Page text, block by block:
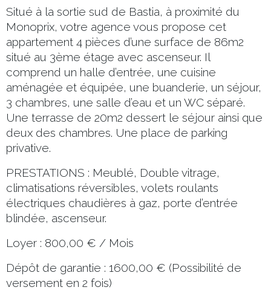
Situé à la sortie sud de Bastia, à proximité du
Monoprix, votre agence vous propose cet
appartement 4 pièces d’une surface de 86m2
situé au 3ème étage avec ascenseur. Il
comprend un halle d’entrée, une cuisine
aménagée et équipée, une buanderie, un séjour,
3 chambres, une salle d’eau et un WC séparé.
Une terrasse de 20m2 dessert le séjour ainsi que
deux des chambres. Une place de parking
privative.
PRESTATIONS : Meublé, Double vitrage,
climatisations réversibles, volets roulants
électriques chaudières à gaz, porte d’entrée
blindée, ascenseur.
Loyer : 800,00 € / Mois
Dépôt de garantie : 1600,00 € (Possibilité de
versement en 2 fois)